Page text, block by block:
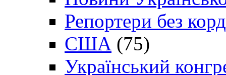
Репортери без
США (75)
Український